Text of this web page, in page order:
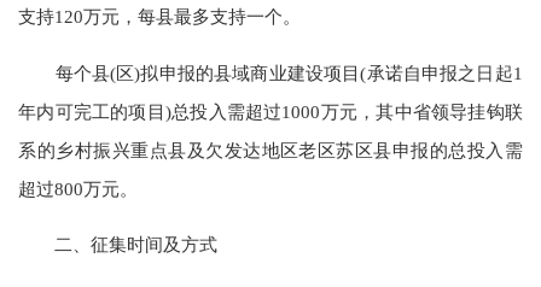
支持120万元，每县最多支持一个。
每个县(区)拟申报的县域商业建设项目(承诺自申报之日起1
年内可完工的项目)总投入需超过1000万元，其中省领导挂钩联
系的乡村振兴重点县及欠发达地区老区苏区县申报的总投入需
超过800万元。
二、征集时间及方式